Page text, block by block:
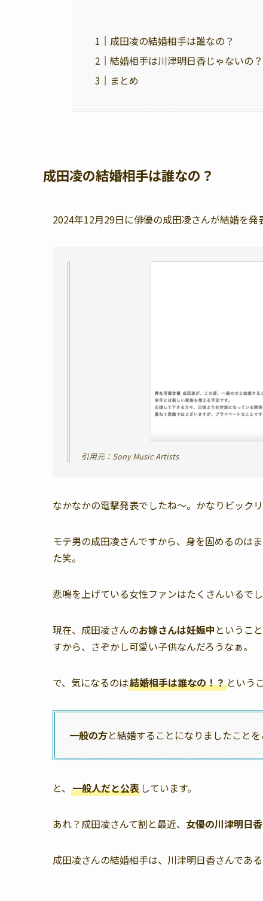
成田凌の結婚相手は誰なの？
結婚相手は川津明日香じゃないの
まとめ
成田凌の結婚相手は誰なの？
2024年12月29日に俳優の成田凌さんが結婚を発
引用元：Sony Music Artists
なかなかの電撃発表でしたね〜。かなりビックリ
モテ男の成田凌さんですから、身を固めるのは
た笑。
悲鳴を上げている女性ファンはたくさんいるでし
現在、成田凌さんのお嫁さんは妊娠中 ということ
すから、さぞかし可愛い子供なんだろうなぁ。
で、気になるのは結婚相手は誰なの！？ という
一般の方と結婚することになりましたことを
と、 一般人だと公表 しています。
あれ？成田凌さんて割と最近、 女優の川津明日
成田凌さんの結婚相手は、川津明日香さんであ